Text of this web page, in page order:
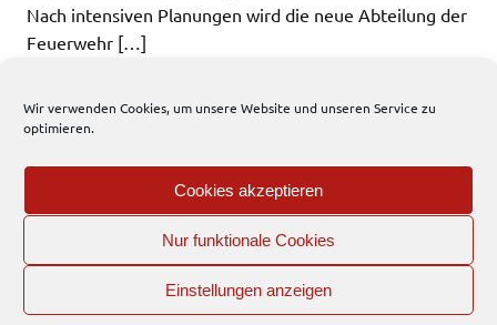
Wir verwenden Cookies, um unsere Website und unseren Service zu
optimieren.
Cookies akzeptieren
Nur funktionale Cookies
Einstellungen anzeigen
Nach intensiven Planungen wird die neue Abteilung der
Feuerwehr […]
WEITERLESEN
EFD
Interner Bereich